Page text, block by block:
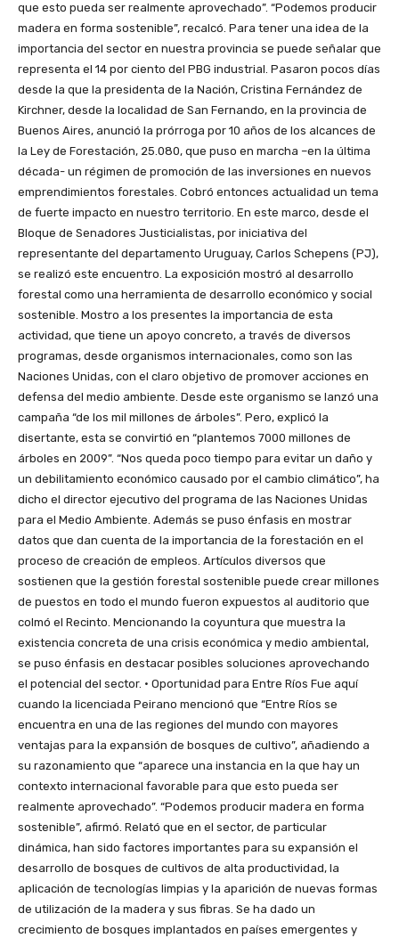
que esto pueda ser realmente aprovechado”. “Podemos producir
madera en forma sostenible”, recalcó. Para tener una idea de la
importancia del sector en nuestra provincia se puede señalar que
representa el 14 por ciento del PBG industrial. Pasaron pocos días
desde la que la presidenta de la Nación, Cristina Fernández de
Kirchner, desde la localidad de San Fernando, en la provincia de
Buenos Aires, anunció la prórroga por 10 años de los alcances de
la Ley de Forestación, 25.080, que puso en marcha –en la última
década- un régimen de promoción de las inversiones en nuevos
emprendimientos forestales. Cobró entonces actualidad un tema
de fuerte impacto en nuestro territorio. En este marco, desde el
Bloque de Senadores Justicialistas, por iniciativa del
representante del departamento Uruguay, Carlos Schepens (PJ),
se realizó este encuentro. La exposición mostró al desarrollo
forestal como una herramienta de desarrollo económico y social
sostenible. Mostro a los presentes la importancia de esta
actividad, que tiene un apoyo concreto, a través de diversos
programas, desde organismos internacionales, como son las
Naciones Unidas, con el claro objetivo de promover acciones en
defensa del medio ambiente. Desde este organismo se lanzó una
campaña “de los mil millones de árboles”. Pero, explicó la
disertante, esta se convirtió en “plantemos 7000 millones de
árboles en 2009”. “Nos queda poco tiempo para evitar un daño y
un debilitamiento económico causado por el cambio climático”, ha
dicho el director ejecutivo del programa de las Naciones Unidas
para el Medio Ambiente. Además se puso énfasis en mostrar
datos que dan cuenta de la importancia de la forestación en el
proceso de creación de empleos. Artículos diversos que
sostienen que la gestión forestal sostenible puede crear millones
de puestos en todo el mundo fueron expuestos al auditorio que
colmó el Recinto. Mencionando la coyuntura que muestra la
existencia concreta de una crisis económica y medio ambiental,
se puso énfasis en destacar posibles soluciones aprovechando
el potencial del sector. • Oportunidad para Entre Ríos Fue aquí
cuando la licenciada Peirano mencionó que “Entre Ríos se
encuentra en una de las regiones del mundo con mayores
ventajas para la expansión de bosques de cultivo”, añadiendo a
su razonamiento que “aparece una instancia en la que hay un
contexto internacional favorable para que esto pueda ser
realmente aprovechado”. “Podemos producir madera en forma
sostenible”, afirmó. Relató que en el sector, de particular
dinámica, han sido factores importantes para su expansión el
desarrollo de bosques de cultivos de alta productividad, la
aplicación de tecnologías limpias y la aparición de nuevas formas
de utilización de la madera y sus fibras. Se ha dado un
crecimiento de bosques implantados en países emergentes y